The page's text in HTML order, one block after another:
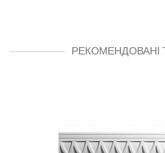
РЕКОМЕНДОВАНІ